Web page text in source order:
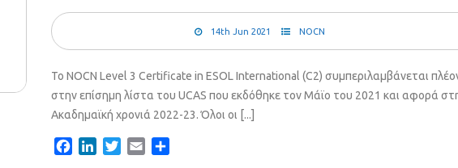
14th Jun 2021 NOCN
Το NOCN Level 3 Certificate in ESOL International (C2) συμπεριλαμβάνεται
στην επίσημη λίστα του UCAS που εκδόθηκε τον Μάϊο του 2021 και αφορά
Ακαδημαϊκή χρονιά 2022-23. Όλοι οι [...]
FacebookLinkedInTwitterEmail